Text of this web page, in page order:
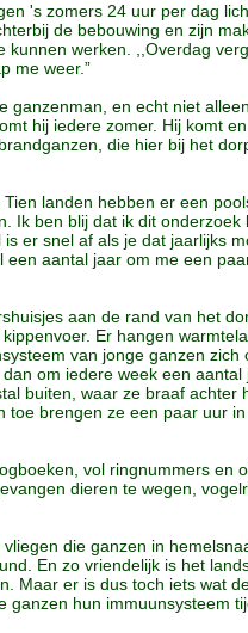
's zomers 24 uur per dag
de bebouwing en zijn
werken. ,,Overdag
me weer.”
en echt niet
hij iedere zomer. Hij komt
die hier bij het
landen hebben er een
Ik ben blij dat ik dit onderzoek
er snel af als je dat jaarlijks
aantal jaar om me een
aan de rand van het
Er hangen
van jonge ganzen zich
om iedere week een aantal
buiten, waar ze braaf achter
brengen ze een paar uur
vol ringnummers en
dieren te wegen,
die ganzen in
En zo vriendelijk is het
Maar er is dus toch iets wat
hun immuunsysteem